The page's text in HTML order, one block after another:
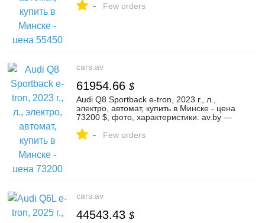
№126165535
- Few orders
cars.av
61954.66 $
Audi Q8 Sportback e-tron, 2023 г., л.,
электро, автомат, купить в Минске - цена
73200 $, фото, характеристики. av.by —
№129792545
- Few orders
cars.av
44543.43 $